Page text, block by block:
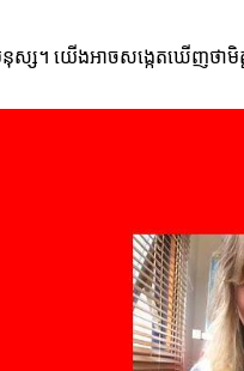
ស្ស។ យើងអាចសង្កេតឃើញថាមិ